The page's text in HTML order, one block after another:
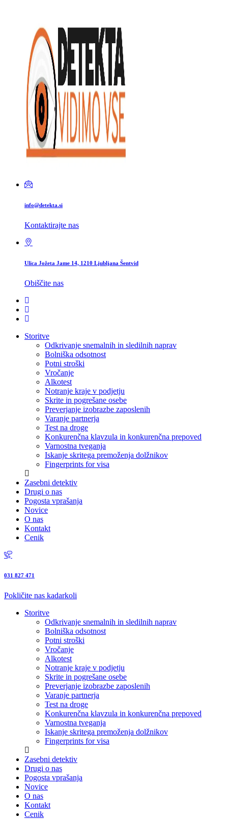
info@detekta.si
Kontaktirajte nas
Ulica Jožeta Jame 14, 1210 Ljubljana Šentvid
Obiščite nas
Storitve
Odkrivanje snemalnih in sledilnih naprav
Bolniška odsotnost
Potni stroški
Vročanje
Alkotest
Notranje kraje v podjetju
Skrite in pogrešane osebe
Preverjanje izobrazbe zaposlenih
Varanje partnerja
Test na droge
Konkurenčna klavzula in konkurenčna prepoved
Varnostna tveganja
Iskanje skritega premoženja dolžnikov
Fingerprints for visa
Zasebni detektiv
Drugi o nas
Pogosta vprašanja
Novice
O nas
Kontakt
Cenik
031 827 471
Pokličite nas kadarkoli
Storitve
Odkrivanje snemalnih in sledilnih naprav
Bolniška odsotnost
Potni stroški
Vročanje
Alkotest
Notranje kraje v podjetju
Skrite in pogrešane osebe
Preverjanje izobrazbe zaposlenih
Varanje partnerja
Test na droge
Konkurenčna klavzula in konkurenčna prepoved
Varnostna tveganja
Iskanje skritega premoženja dolžnikov
Fingerprints for visa
Zasebni detektiv
Drugi o nas
Pogosta vprašanja
Novice
O nas
Kontakt
Cenik